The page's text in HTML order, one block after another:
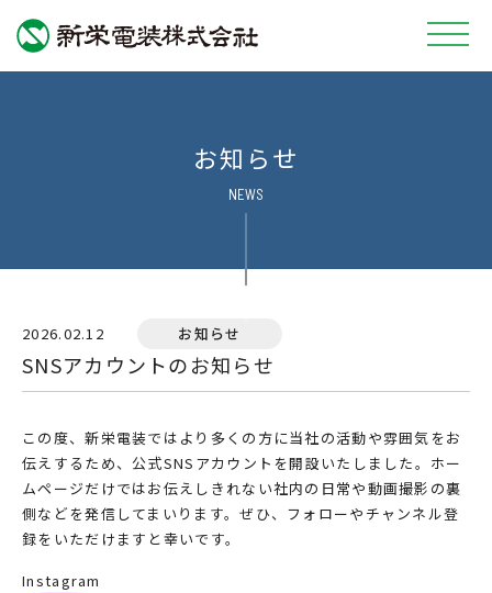
新着情報
お知らせ
NEWS
2026.02.12 お知らせ
SNSアカウントのお知らせ
この度、新栄電装ではより多くの方に当社の活動や雰囲気をお
伝えするため、公式SNSアカウントを開設いたしました。 ホー
ムページだけではお伝えしきれない社内の日常や動画撮影の裏
側などを発信してまいります。ぜひ、フォローやチャンネル登
録をいただけますと幸いです。
Instagram